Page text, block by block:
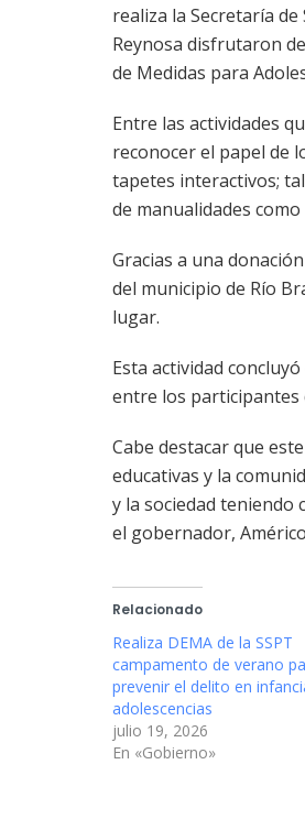
realiza la Secretaría
Reynosa disfrutaron
de Medidas para
Entre las actividades
reconocer el papel de
tapetes interactivos;
de manualidades
Gracias a una
del municipio de Río
lugar.
Esta actividad
entre los participantes
Cabe destacar que
educativas y la
y la sociedad
el gobernador,
Relacionado
Realiza DEMA de la SSPT
campamento de verano
prevenir el delito en
adolescencias
julio 19, 2026
En «Gobierno»